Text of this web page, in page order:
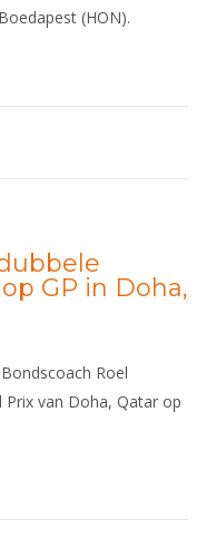
(HON).
GP in Doha,
Roel
Prix van Doha, Qatar op